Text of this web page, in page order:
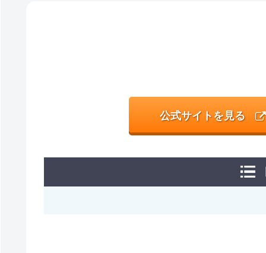
公式サイトを見る